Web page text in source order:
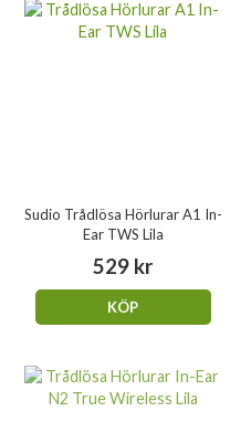
Sudio Trådlösa Hörlurar A1 In-
Ear TWS Lila
529 kr
KÖP